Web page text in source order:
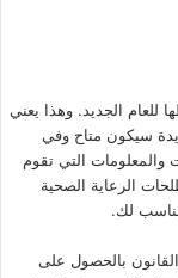
للعام الجديد. وهذا يعني
سيكون متاح وفي
والمعلومات التي تقوم
الرعاية الصحية
لك.
بالحصول على